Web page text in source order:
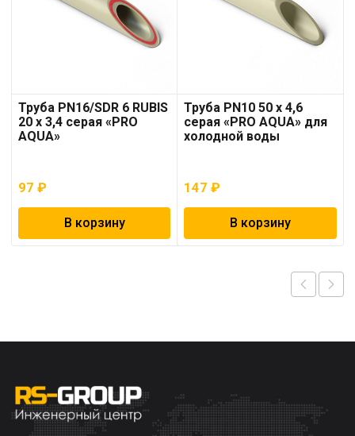
Труба PN16/SDR 6 RUBIS
20 x 3,4 серая «PRO
AQUA»
97 ₽
В корзину
Труба PN10 50 x 4,6
серая «PRO AQUA» для
холодной воды
147₽
В корзину